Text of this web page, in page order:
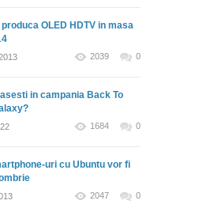
OLED HDTV in masa
2039 0
in campania Back To
1684 0
uri cu Ubuntu vor fi
2047 0